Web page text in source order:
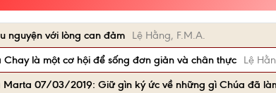
nguyện với lòng can đảm
Lệ Hằng, F.M.A.
là một cơ hội để sống đơn giản và chân thực
Lệ
Marta 07/03/2019: Giữ gìn ký ức về những gì Chúa đã